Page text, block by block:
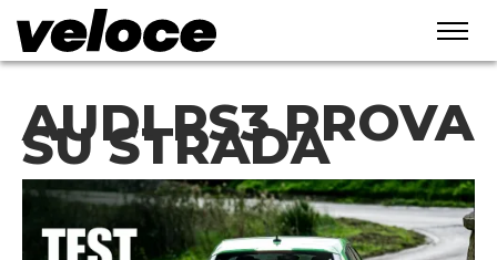
AUDI RS3 PROVA
SU STRADA